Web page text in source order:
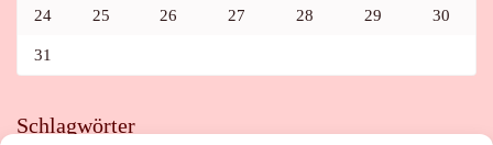
24 25 26 27 28 29 30
31
Schlagwörter